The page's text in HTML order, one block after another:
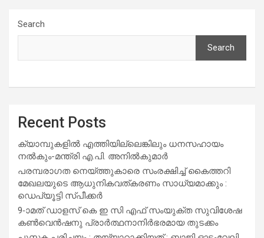
Search
Search
Recent Posts
ക്യാമ്പുകളിൽ എത്തിയില്ലെങ്കിലും ധനസഹായം
നൽകും-മന്ത്രി എ.പി. അനിൽകുമാർ
പരമ്പരാഗത നെയ്ത്തുകാരെ സംരക്ഷിച്ച് കൈത്തറി
മേഖലയുടെ ആധുനികവത്കരണം സാധ്യമാക്കും :
ഡെപ്യൂട്ടി സ്പീക്കർ
9-ാമത് ഡാളസ് കെ ഇ സി എഫ് സംയുക്ത സുവിശേഷ
കൺവെൻഷനു പ്രാർത്ഥനാനിർഭരമായ തുടക്കം